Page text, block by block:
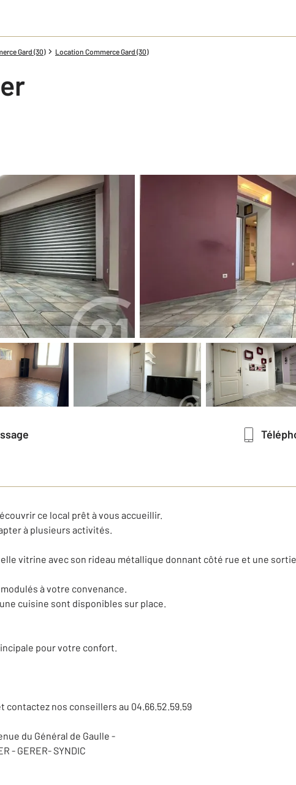
Gard (30) Location Commerce Gard (30)
ce local prêt à vous accueillir.
à plusieurs activités.
vitrine avec son rideau métallique donnant côté rue et une
à votre convenance.
cuisine sont disponibles sur place.
pour votre confort.
contactez nos conseillers au 04.66.52.59.59
du Général de Gaulle -
- GERER- SYNDIC